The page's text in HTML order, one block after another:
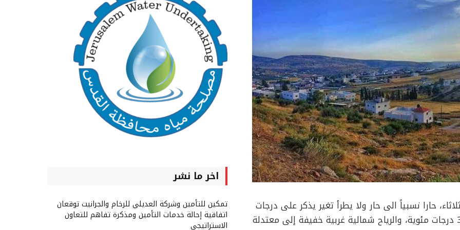
حارا نسبياً الى حار ولا يطرأ تغير يذكر على درجات
الحرارة بحيث تبقى أعلى من المعدل العام بحدود 3 درجات مئوية، والرياح شمالية غربية خفيفة إلى معتدلة
اخر ما نشر
تمكين للتأمين وشركة العديلي للرخام والجرانيت توقعان
اتفاقية إحالة خدمات التأمين ومذكرة تفاهم للتعاون
الاستراتيجي